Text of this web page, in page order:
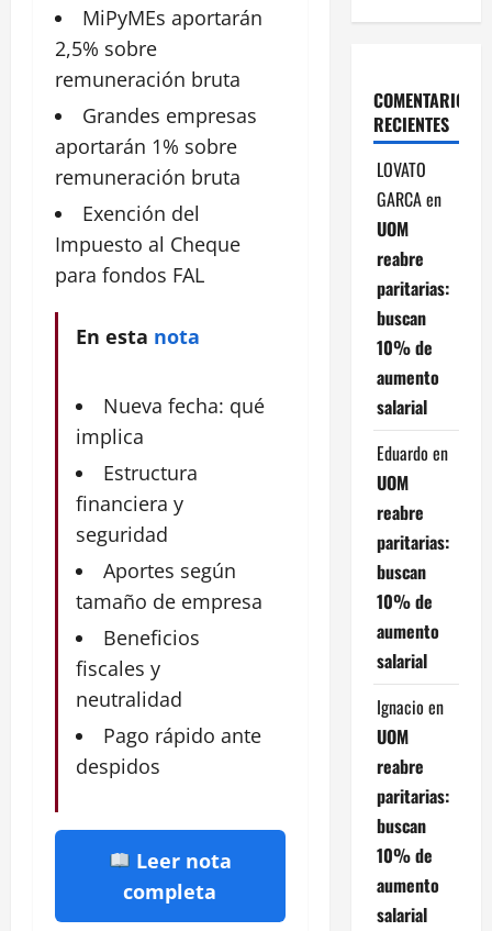
MiPyMEs aportarán
2,5% sobre
remuneración bruta
Grandes empresas
aportarán 1% sobre
remuneración bruta
Exención del
Impuesto al Cheque
para fondos FAL
En esta nota
Nueva fecha: qué
implica
Estructura
financiera y
seguridad
Aportes según
tamaño de empresa
Beneficios
fiscales y
neutralidad
Pago rápido ante
despidos
Leer nota
completa
COMENTARIOS
RECIENTES
LOVATO
GARCAen
UOM
reabre
paritarias:
buscan
10% de
aumento
salarial
Eduardo en
UOM
reabre
paritarias:
buscan
10% de
aumento
salarial
Ignacio en
UOM
reabre
paritarias:
buscan
10% de
aumento
salarial